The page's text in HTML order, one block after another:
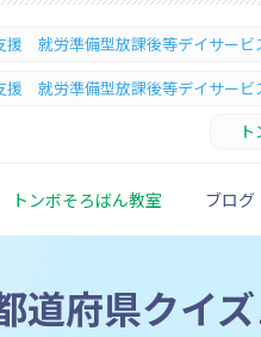
援 就労準備型放課後等デイサー
援 就労準備型放課後等デイサー
トンボそろばん教室 ブログ
道府県クイ